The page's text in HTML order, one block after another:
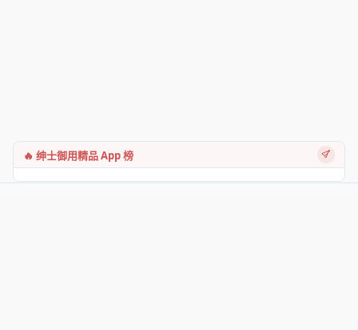
🔥 绅士御用精品 App 榜